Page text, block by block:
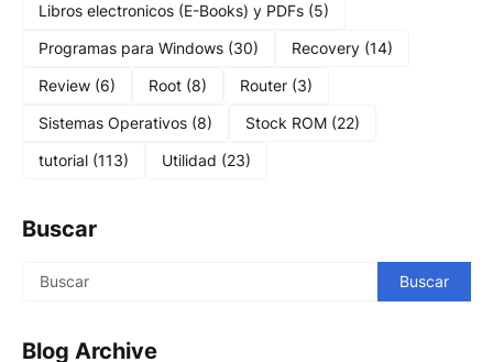
Libros electronicos (E-Books) y PDFs (5)
Programas para Windows (30) Recovery (14)
Review (6) Root (8) Router (3)
Sistemas Operativos (8) Stock ROM (22)
tutorial (113) Utilidad (23)
Buscar
Blog Archive